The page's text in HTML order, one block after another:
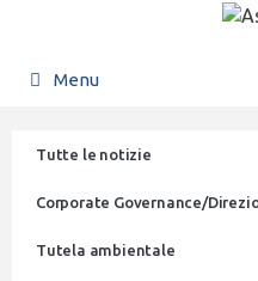
Menu
Tutte le notizie
Corporate Governance/
Tutela ambientale